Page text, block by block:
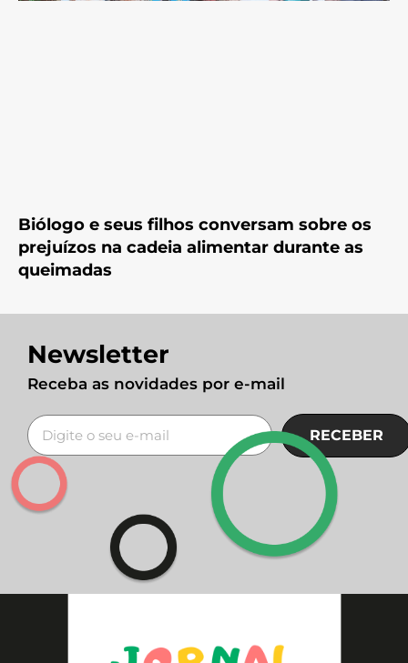
Biólogo e seus filhos conversam sobre os
prejuízos na cadeia alimentar durante as
queimadas
Newsletter
Receba as novidades por e-mail
RECEBER